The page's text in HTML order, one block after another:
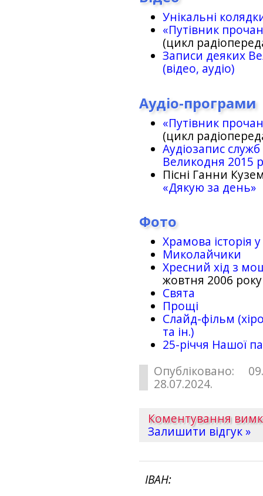
Унікальні
«Путівник
(цикл
Записи деяких
(відео, аудіо)
Аудіо-програми
«Путівник
(цикл
Аудіозапис
Великодня 2015
Пісні Ганни
«Дякую за день»
Фото
Храмова історія
Миколайчики
Хресний хід з
жовтня 2006 року
Свята
Прощі
Слайд-фільм
та ін.)
25-рiччя Нашої
Опубліковано:
28.07.2024.
Коментування
Залишити відгук »
ІВАН